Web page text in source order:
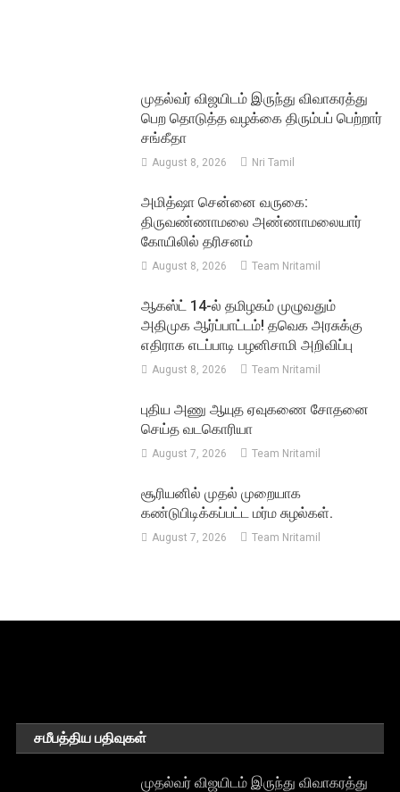
முதல்வர் விஜயிடம் இருந்து விவாகரத்து
பெற தொடுத்த வழக்கை திரும்பப் பெற்றார்
சங்கீதா
August 8, 2026 Nri Tamil
அமித்ஷா சென்னை வருகை:
திருவண்ணாமலை அண்ணாமலையார்
கோயிலில் தரிசனம்
August 8, 2026 Team Nritamil
ஆகஸ்ட் 14-ல் தமிழகம் முழுவதும்
அதிமுக ஆர்ப்பாட்டம்! தவெக அரசுக்கு
எதிராக எடப்பாடி பழனிசாமி அறிவிப்பு
August 8, 2026 Team Nritamil
புதிய அணு ஆயுத ஏவுகணை சோதனை
செய்த வடகொரியா
August 7, 2026 Team Nritamil
சூரியனில் முதல் முறையாக
கண்டுபிடிக்கப்பட்ட மர்ம சுழல்கள்.
August 7, 2026 Team Nritamil
சமீபத்திய பதிவுகள்
முதல்வர் விஜயிடம் இருந்து விவாகரத்து